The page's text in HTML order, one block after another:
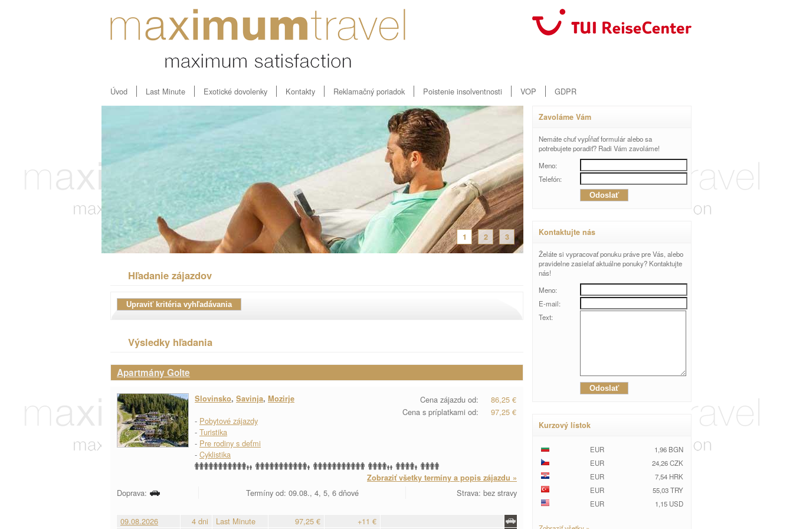
Úvod Last Minute Exotické dovolenky Kontakty Reklamačný poriadok Poistenie insolventnosti VOP GDPR
1 2 3
Hľadanie zájazdov
Výsledky hľadania
Apartmány Golte
Cena zájazdu od:
86,25 €
Cena s príplatkami od:
97,25 €
Slovinsko, Savinja, Mozirje
- Pobytové zájazdy
- Turistika
- Pre rodiny s deťmi
- Cyklistika
Zobraziť všetky termíny a popis zájazdu »
Doprava: Termíny od: 09.08., 4, 5, 6 dňové Strava: bez stravy
09.08.2026 4 dni Last Minute 97,25 €
+11 €
Zavoláme Vám
Nemáte chuť vypĺňať formulár alebo sa
potrebujete poradiť? Radi Vám zavoláme!
Meno:
Telefón:
Kontaktujte nás
Želáte si vypracovať ponuku práve pre Vás, alebo
pravidelne zasielať aktuálne ponuky? Kontaktujte
nás!
Meno:
E-mail:
Text:
Kurzový lístok
EUR
1,96 BGN
EUR
24,26 CZK
EUR
7,54 HRK
EUR
55,03 TRY
EUR
1,15 USD